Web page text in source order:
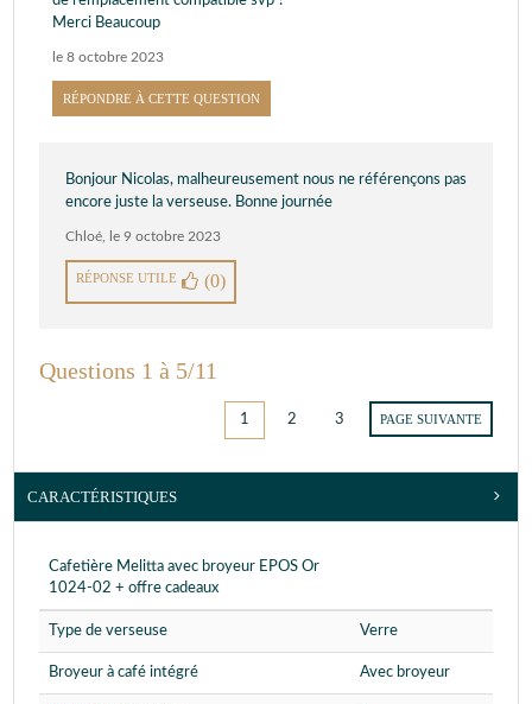
Merci Beaucoup
le 8 octobre 2023
RÉPONDRE À CETTE QUESTION
Bonjour Nicolas, malheureusement nous ne référençons pas
encore juste la verseuse. Bonne journée
Chloé le 9 octobre 2023
RÉPONSE UTILE (0)
Questions 1 à 5/11
1 2 3 PAGE SUIVANTE
CARACTÉRISTIQUES
Cafetière Melitta avec broyeur EPOS Or
1024-02 + offre cadeaux
Type de verseuse Verre
Broyeur à café intégré Avec broyeur